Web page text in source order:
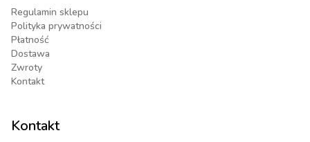
Regulamin sklepu
Polityka prywatności
Płatność
Dostawa
Zwroty
Kontakt
Kontakt